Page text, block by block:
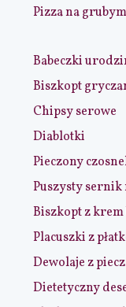
Pizza na
Babeczki
Biszkopt
Chipsy serowe
Diablotki
Pieczony
Puszysty sernik
Biszkopt z
Placuszki z
Dewolaje z
Dietetyczny